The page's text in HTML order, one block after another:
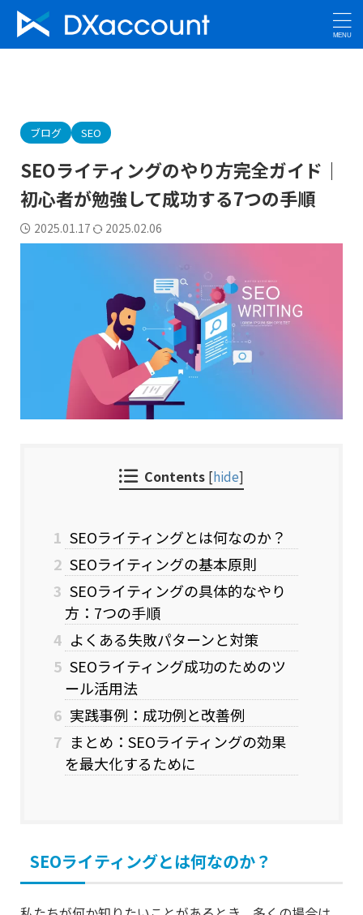
ブログ SEO
SEOライティングのやり方完全ガイド｜
初心者が勉強して成功する7つの手順
2025.01.17 2025.02.06
Contents [hide]
1 SEOライティングとは何なのか？
2 SEOライティングの基本原則
3 SEOライティングの具体的なやり
方：7つの手順
4 よくある失敗パターンと対策
5 SEOライティング成功のためのツ
ール活用法
6 実践事例：成功例と改善例
7 まとめ：SEOライティングの効果
を最大化するために
SEOライティングとは何なのか？